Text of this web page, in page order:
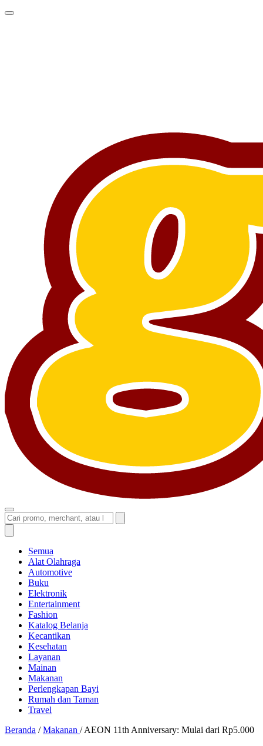
Semua
Alat Olahraga
Automotive
Buku
Elektronik
Entertainment
Fashion
Katalog Belanja
Kecantikan
Kesehatan
Layanan
Mainan
Makanan
Perlengkapan Bayi
Rumah dan Taman
Travel
Beranda / Makanan / AEON 11th Anniversary: Mulai dari Rp5.000